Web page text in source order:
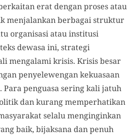
erat dengan proses atau
menjalankan berbagai struktur
organisasi atau institusi
dewasa ini, strategi
mengalami krisis. Krisis besar
penyelewengan kekuasaan
Para penguasa sering kali jatuh
dan kurang memperhatikan
selalu menginginkan
baik, bijaksana dan penuh